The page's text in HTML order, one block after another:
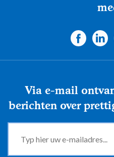
Via e-mail
berichten over